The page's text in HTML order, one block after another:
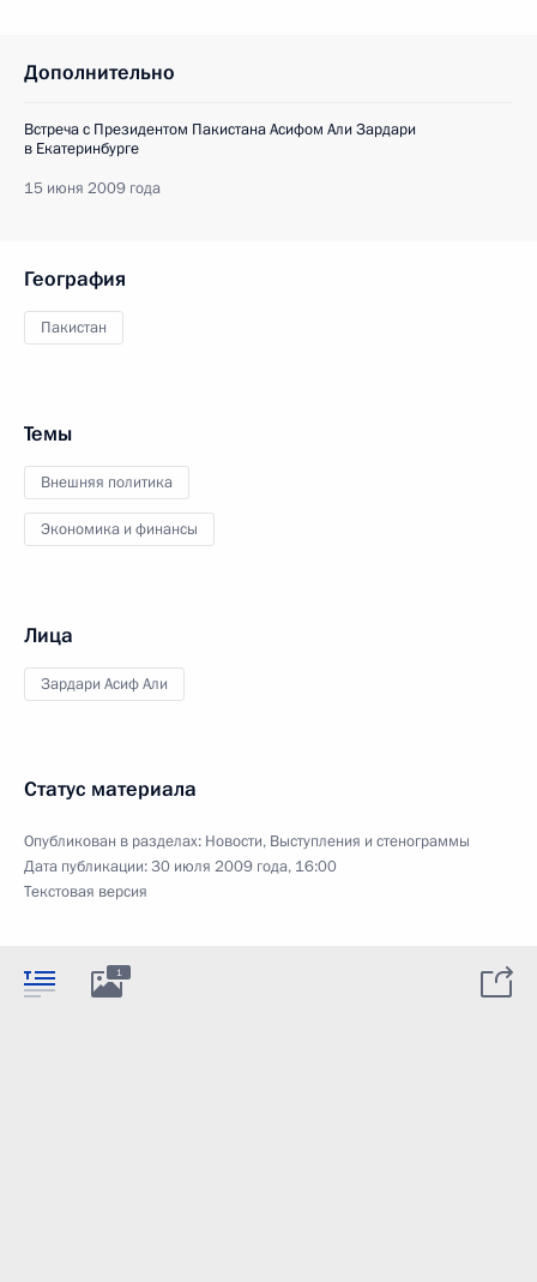
Дополнительно
Встреча с Президентом Пакистана Асифом Али Зардари
в Екатеринбурге
15 июня 2009 года
География
Пакистан
Темы
Внешняя политика
Экономика и финансы
Лица
Зардари Асиф Али
Статус материала
Опубликован в разделах: Новости, Выступления и стенограммы
Дата публикации:30 июля 2009 года, 16:00
Текстовая версия
1